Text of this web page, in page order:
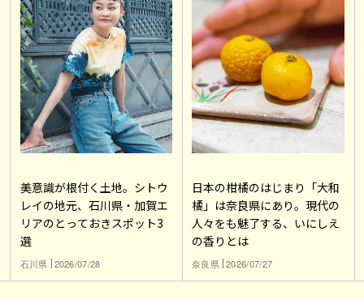
美意識が根付く土地。シトウ
レイの地元、石川県・加賀エ
リアのとっておきスポット3
選
石川県 2026/07/28
日本の柑橘のはじまり「大和
橘」は奈良県にあり。現代の
人々をも魅了する、いにしえ
の香りとは
奈良県 2026/07/27